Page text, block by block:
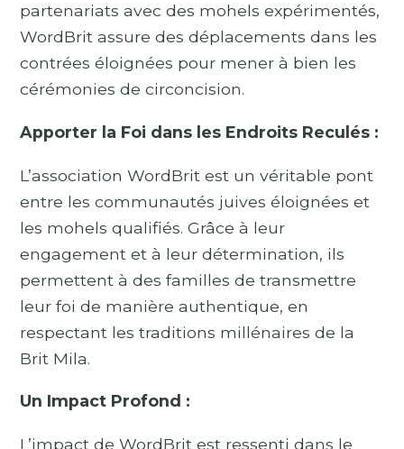
partenariats avec des mohels expérimentés,
WordBrit assure des déplacements dans les
contrées éloignées pour mener à bien les
cérémonies de circoncision.
Apporter la Foi dans les Endroits Reculés :
L’association WordBrit est un véritable pont
entre les communautés juives éloignées et
les mohels qualifiés. Grâce à leur
engagement et à leur détermination, ils
permettent à des familles de transmettre
leur foi de manière authentique, en
respectant les traditions millénaires de la
Brit Mila.
Un Impact Profond :
L’impact de WordBrit est ressenti dans le